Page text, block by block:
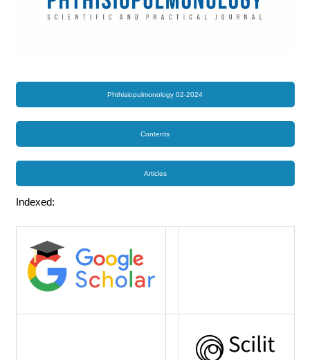
Phthisiopulmonology 02-2024
Contents
Articles
Indexed: